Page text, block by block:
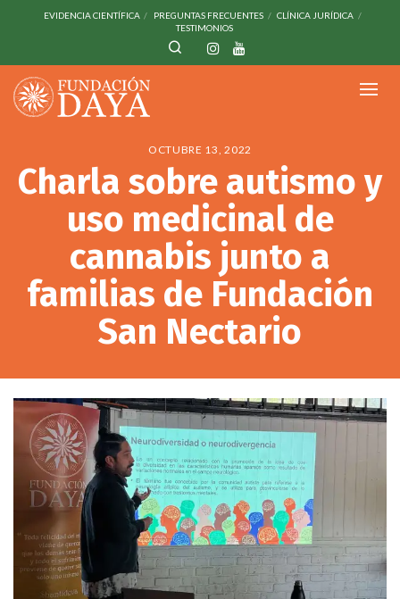
EVIDENCIA CIENTÍFICA PREGUNTAS FRECUENTES
CLÍNICA JURÍDICA
TESTIMONIOS
OCTUBRE 13, 2022
Charla sobre autismo y
uso medicinal de
cannabis junto a
familias de Fundación
San Nectario